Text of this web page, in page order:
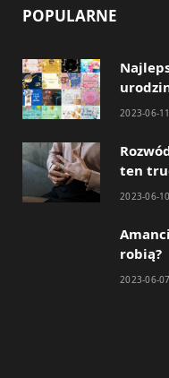
POPULARNE
2023-06-11
ten
2023-06-10
robią?
2023-06-07